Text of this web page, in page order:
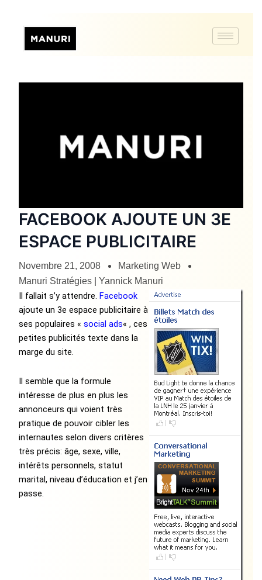
FACEBOOK AJOUTE UN 3E
ESPACE PUBLICITAIRE
Novembre 21, 2008
Marketing Web
Manuri Stratégies | Yannick Manuri
Il fallait s’y attendre.Facebook
ajoute un 3e espace publicitaire à
ses populaires «social ads« , ces
petites publicités texte dans la
marge du site.
Il semble que la formule
intéresse de plus en plus les
annonceurs qui voient très
pratique de pouvoir cibler les
internautes selon divers critères
très précis: âge, sexe, ville,
intérêts personnels, statut
marital, niveau d’éducation et j’en
passe.